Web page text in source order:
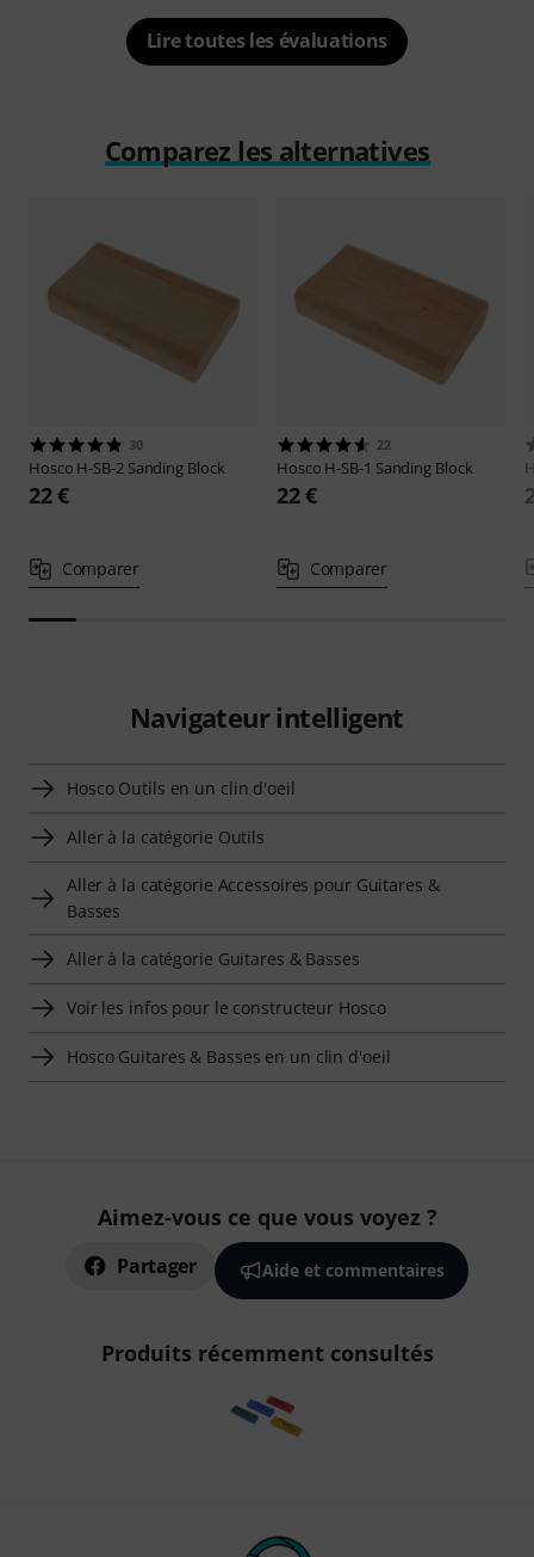
Lire toutes les évaluations
Comparez les alternatives
30
Hosco H-SB-2 Sanding Block
22 €
Comparer
22
Hosco H-SB-1 Sanding Block
22 €
Comparer
Navigateur intelligent
Hosco Outils en un clin d'oeil
Aller à la catégorie Outils
Aller à la catégorie Accessoires pour Guitares &
Basses
Aller à la catégorie Guitares & Basses
Voir les infos pour le constructeur Hosco
Hosco Guitares & Basses en un clin d'oeil
Aimez-vous ce que vous voyez ?
Partager Aide et commentaires
Produits récemment consultés